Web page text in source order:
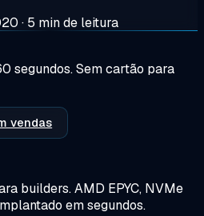
· 5 min de leitura
segundos. Sem cartão para
vendas
builders.AMD EPYC, NVMe
em segundos.